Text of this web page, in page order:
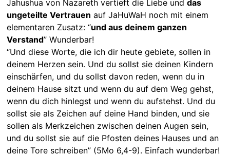
Jahushua von Nazareth vertieft die Liebe und das
ungeteilte Vertrauen auf JaHuWaH noch mit einem
elementaren Zusatz: “und aus deinem ganzen
Verstand” Wunderbar!
“Und diese Worte, die ich dir heute gebiete, sollen in
deinem Herzen sein. Und du sollst sie deinen Kindern
einschärfen, und du sollst davon reden, wenn du in
deinem Hause sitzt und wenn du auf dem Weg gehst,
wenn du dich hinlegst und wenn du aufstehst. Und du
sollst sie als Zeichen auf deine Hand binden, und sie
sollen als Merkzeichen zwischen deinen Augen sein,
und du sollst sie auf die Pfosten deines Hauses und an
deine Tore schreiben” (5Mo 6,4-9). Einfach wunderbar!